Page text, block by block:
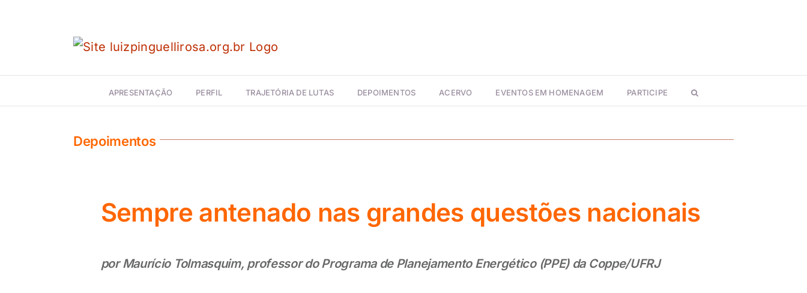
APRESENTAÇÃO PERFIL TRAJETÓRIA DE LUTAS DEPOIMENTOS ACERVO EVENTOS EM HOMENAGEM PARTICIPE
Depoimentos
Sempre antenado nas grandes questões nacionais
por Maurício Tolmasquim, professor do Programa de Planejamento Energético (PPE) da Coppe/UFRJ